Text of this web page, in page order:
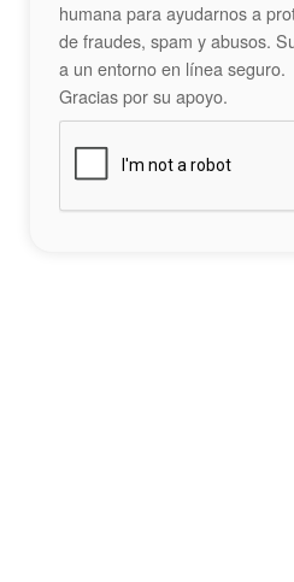
humana para ayudarnos a
de fraudes, spam y abusos.
a un entorno en línea seguro.
Gracias por su apoyo.